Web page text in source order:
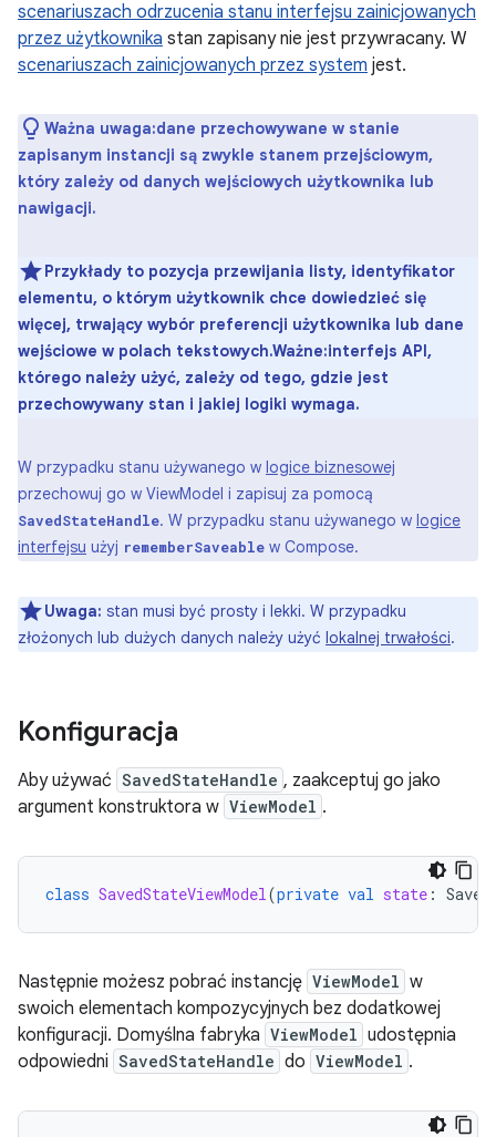
scenariuszach odrzucenia stanu interfejsu zainicjowanych
przez użytkownika stan zapisany nie jest przywracany. W
scenariuszach zainicjowanych przez system jest.
Ważna uwaga:dane przechowywane w stanie
zapisanym instancji są zwykle stanem przejściowym,
który zależy od danych wejściowych użytkownika lub
nawigacji.
Przykłady to pozycja przewijania listy, identyfikator
elementu, o którym użytkownik chce dowiedzieć się
więcej, trwający wybór preferencji użytkownika lub dane
wejściowe w polach tekstowych.Ważne:interfejs API,
którego należy użyć, zależy od tego, gdzie jest
przechowywany stan i jakiej logiki wymaga.
W przypadku stanu używanego w logice biznesowej
przechowuj go w ViewModel i zapisuj za pomocą
SavedStateHandle. W przypadku stanu używanego w logice
interfejsu użyj rememberSaveable w Compose.
Uwaga: stan musi być prosty i lekki. W przypadku
złożonych lub dużych danych należy użyć lokalnej trwałości.
Konfiguracja
Aby używać SavedStateHandle , zaakceptuj go jako
argument konstruktora w ViewModel .
class SavedStateViewModel(private val state :
Następnie możesz pobrać instancję ViewModel w
swoich elementach kompozycyjnych bez dodatkowej
konfiguracji. Domyślna fabryka ViewModel udostępnia
odpowiedni SavedStateHandle do ViewModel .